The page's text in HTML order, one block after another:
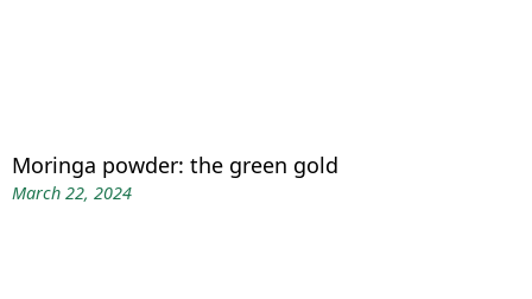
Moringa powder: the green gold
March 22, 2024